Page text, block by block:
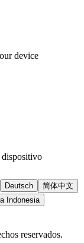
device
dispositivo
Deutsch
简体中文
Indonesia
reservados.